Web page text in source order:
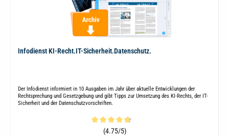
Infodienst KI-Recht.IT-Sicherheit.Datenschutz.
Der Infodienst informiert in 10 Ausgaben im Jahr über aktuelle Entwicklungen der
Rechtsprechung und Gesetzgebung und gibt Tipps zur Umsetzung des KI-Rechts, der IT-
Sicherheit und der Datenschutzvorschriften.
Durchschnittliche Bewertung von 4.8 von 5 Sternen
(4.75/5)